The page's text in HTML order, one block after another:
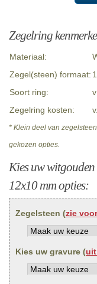
Zegelring
Materiaal:
Zegel(steen) formaat:
Soort ring:
Zegelring kosten:
* Klein deel van
gekozen opties.
Kies uw witgouden
12x10 mm opties:
Zegelsteen (zie
Kies uw gravure (